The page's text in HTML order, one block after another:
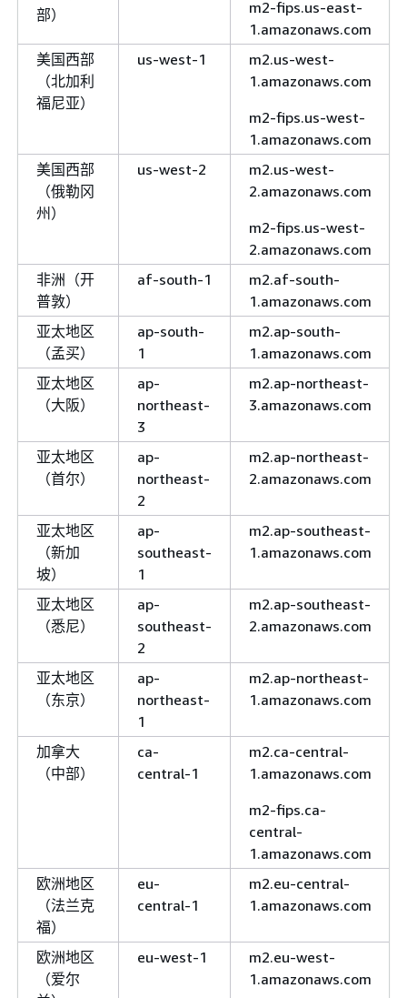
部）
m2-fips.us-east-
1.amazonaws.com
美国西部
（北加利
福尼亚）
us-west-1
m2.us-west-
1.amazonaws.com
m2-fips.us-west-
1.amazonaws.com
美国西部
（俄勒冈
州）
us-west-2
m2.us-west-
2.amazonaws.com
m2-fips.us-west-
2.amazonaws.com
非洲（开
普敦）
af-south-1
m2.af-south-
1.amazonaws.com
亚太地区
（孟买）
ap-south-
1
m2.ap-south-
1.amazonaws.com
亚太地区
（大阪）
ap-
northeast-
3
m2.ap-northeast-
3.amazonaws.com
亚太地区
（首尔）
ap-
northeast-
2
m2.ap-northeast-
2.amazonaws.com
亚太地区
（新加
坡）
ap-
southeast-
1
m2.ap-southeast-
1.amazonaws.com
亚太地区
（悉尼）
ap-
southeast-
2
m2.ap-southeast-
2.amazonaws.com
亚太地区
（东京）
ap-
northeast-
1
m2.ap-northeast-
1.amazonaws.com
加拿大
（中部）
ca-
central-1
m2.ca-central-
1.amazonaws.com
m2-fips.ca-
central-
1.amazonaws.com
欧洲地区
（法兰克
福）
eu-
central-1
m2.eu-central-
1.amazonaws.com
欧洲地区
（爱尔
eu-west-1
m2.eu-west-
1.amazonaws.com